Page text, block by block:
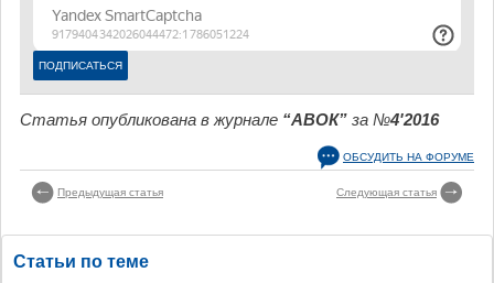
Статья опубликована в журнале “АВОК” за №4'2016
ОБСУДИТЬ НА ФОРУМЕ
Предыдущая статья Следующая статья
Статьи по теме